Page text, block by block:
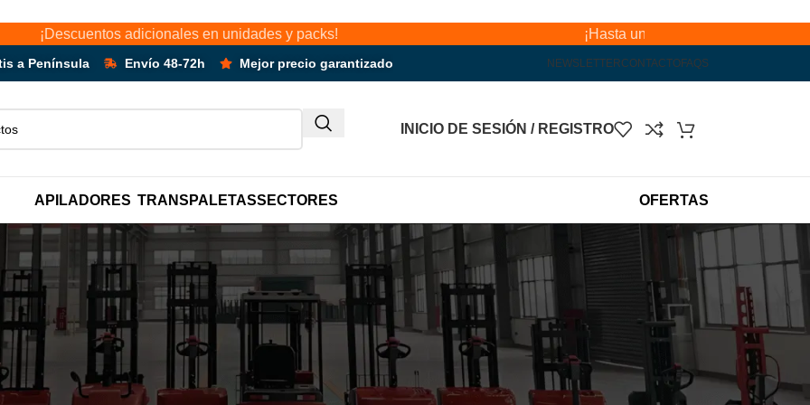
en unidades y packs! ¡Hasta un 40% de descuento por tiempo limitado!
a Península Envío 48-72h Mejor precio garantizado NEWSLETTERCONTACTOFAQS
INICIO DE SESIÓN / REGISTRO
APILADORES TRANSPALETASSECTORES OFERTAS
de responsabilidad
a mantener esta web actualizada y precisa. Si, a pesar de todo, encontrara
agradeceríamos que nos lo hiciera saber. Por favor, indique en qué parte de la web
lo antes posible. Por favor, envíe su duda por correo electrónico a: